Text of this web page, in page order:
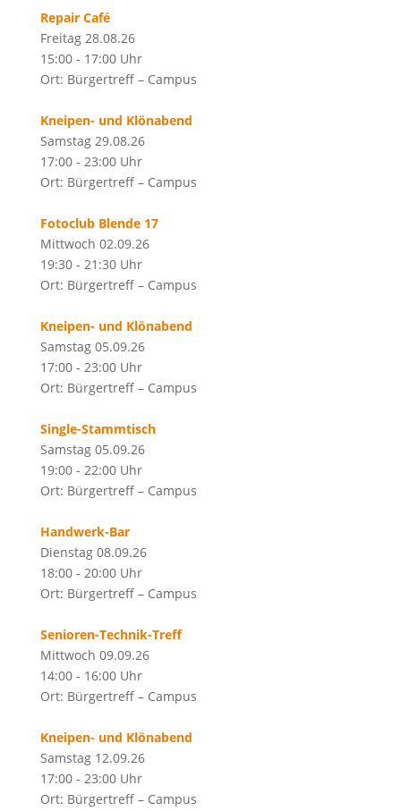
Repair Café
Freitag 28.08.26
15:00 - 17:00 Uhr
Ort: Bürgertreff – Campus
Kneipen- und Klönabend
Samstag 29.08.26
17:00 - 23:00 Uhr
Ort: Bürgertreff – Campus
Fotoclub Blende 17
Mittwoch 02.09.26
19:30 - 21:30 Uhr
Ort: Bürgertreff – Campus
Kneipen- und Klönabend
Samstag 05.09.26
17:00 - 23:00 Uhr
Ort: Bürgertreff – Campus
Single-Stammtisch
Samstag 05.09.26
19:00 - 22:00 Uhr
Ort: Bürgertreff – Campus
Handwerk-Bar
Dienstag 08.09.26
18:00 - 20:00 Uhr
Ort: Bürgertreff – Campus
Senioren-Technik-Treff
Mittwoch 09.09.26
14:00 - 16:00 Uhr
Ort: Bürgertreff – Campus
Kneipen- und Klönabend
Samstag 12.09.26
17:00 - 23:00 Uhr
Ort: Bürgertreff – Campus